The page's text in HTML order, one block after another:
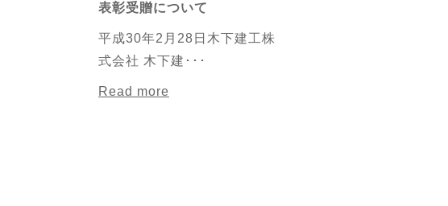
表彰受贈について
平成30年2月28日木下建工株
式会社 木下建･･･
Read more